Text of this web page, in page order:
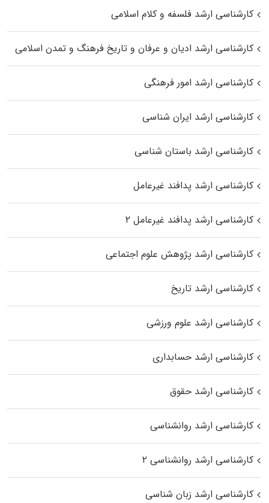
کارشناسی ارشد فلسفه و کلام اسلامی
کارشناسی ارشد ادیان و عرفان و تاریخ فرهنگ و تمدن اسلامی
کارشناسی ارشد امور فرهنگی
کارشناسی ارشد ایران شناسی
کارشناسی ارشد باستان شناسی
کارشناسی ارشد پدافند غیرعامل
کارشناسی ارشد پدافند غیرعامل ۲
کارشناسی ارشد پژوهش علوم اجتماعی
کارشناسی ارشد تاریخ
کارشناسی ارشد علوم ورزشی
کارشناسی ارشد حسابداری
کارشناسی ارشد حقوق
کارشناسی ارشد روانشناسی
کارشناسی ارشد روانشناسی ۲
کارشناسی ارشد زبان شناسی